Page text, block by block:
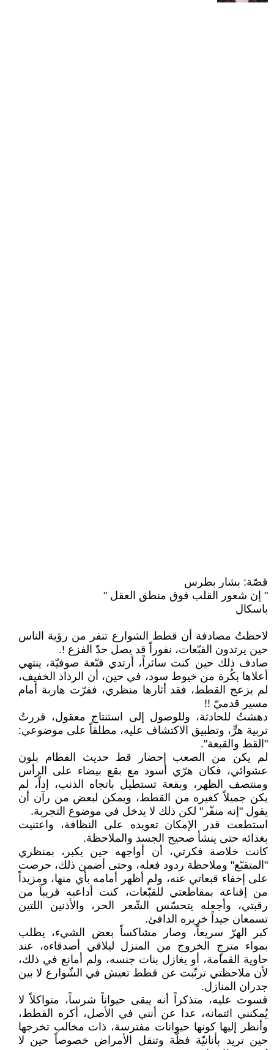
قصّة: بشار بطرس
" إن شعور القلب فوق منطق العقل "
باسكال
لاحظتُ مصادفة أن قطط الشوارع تنفر من رؤية الناس
حين يرتدون القبّعات، نفوراً قد يصل حدّ الفزع !.
صادف ذلك حين كنت سائراً، أرتدي قبّعة صوفيّة، ينتهي
أعلاها بكُرة من خيوط سود، في حين، أن الرذاذ الخفيف،
لم يزعج القطط، فقد أثارها منظري، ففرّت هاربة أمام
مسير قدميّ !!
دهشتُ للحادثة، وللوصول إلى استنتاج معقول، قررتُ
تربية هرٍّ، وتطبيق الاكتشاف عليه، مطلقاً على موضوعي:
"القط والقبعة".
لم يكن من الصعب إحضار قط حديث الفطام بلون
عشوائي، فكان هرّي أسود مع بقع بيضاء على الرأس
ومنتصف الظهر، وبقعة تستطيل باتجاه الذنب، إذاً، لم
يكن جميلاً كغيره من القطط، ويمكن لبعض من رآن أن
يقول "إنه منفّر" لكن ذلك لا يدخل في موضوع التجربة.
استطعت قدر الإمكان تعويده على النظافة، واعتنيت
بغذائه حتى ينشأ صحيح الجسد والملاحظة.
كانت خلاصة فكرتي، أن أواجهه حين يكبر، بمنظري
"المتقبّع" وملاحظة ردود فعله، وحتى أضمن ذلك، حرصت
على إخفاء قبعاتي عنه، ولم أظهر أمامه بأي منها، ومزيداً
من إقناعه بمقاطعتي للقبّعات، كنت أداعبه قريباً من
رقبتي، وأجعله يتحسّس الشّعر الحر، والأذنين اللتين
تسمعان جيداً خريره الدافئ.
كبر الهرّ سريعاً، وصار مشاكساً بعض الشيء، يطلب
بمواء مترجٍ الخروج من المنزل ليلاقي أصدقاءه، عند
حاوية القمامة، أو يغازل بنات جنسه، ولم أمانع في ذلك،
لأن ملاحظتي ترتّبت عن قطط تعيش في الشّوارع لا بين
جدران المنازل.
قسوت عليه، متذكراً أنه يبقى حيواناً شرساً، متواكلاً لا
يُمكنني ائتمانه، عدا عن أنني في الأصل، أكره القطط،
وأنظر إليها كونها حيوانات مفترسة، ذات مخالب تخرجها
حين تريد بأنانيّة فظّة وتنقل الأمراض خصوصاً حين لا